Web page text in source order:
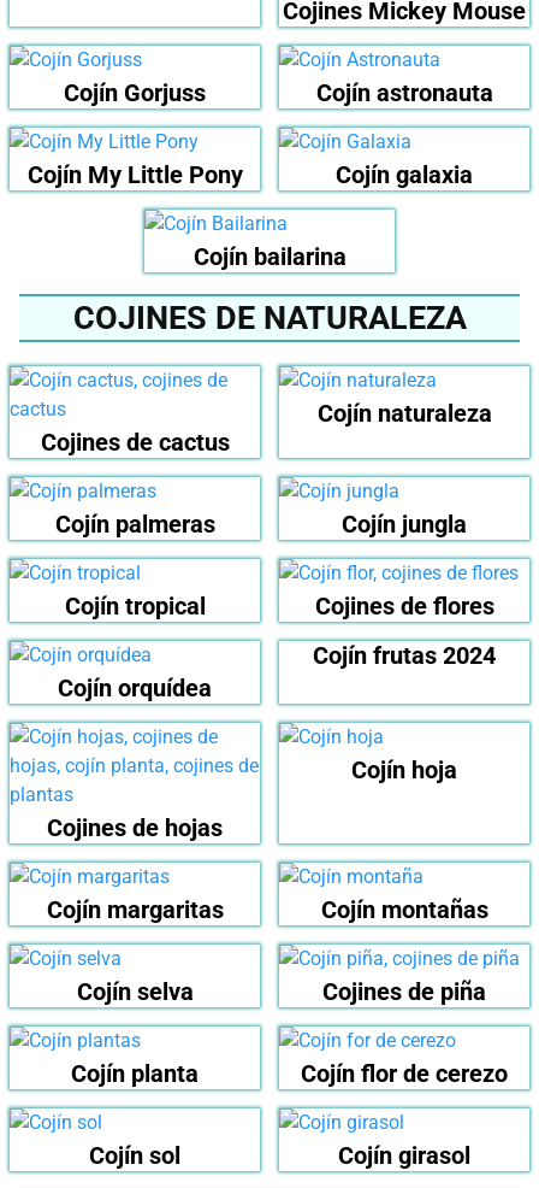
Cojines Mickey Mouse
Cojín Gorjuss Cojín astronauta
Cojín My Little Pony Cojín galaxia
Cojín bailarina
COJINES DE NATURALEZA
Cojines de cactus
Cojín naturaleza
Cojín palmeras Cojín jungla
Cojín tropical Cojines de flores
Cojín orquídea
Cojín frutas 2024
Cojines de hojas
Cojín hoja
Cojín margaritas Cojín montañas
Cojín selva Cojines de piña
Cojín planta Cojín flor de cerezo
Cojín sol Cojín girasol